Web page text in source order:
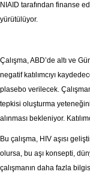
NIAID tarafından finanse
yürütülüyor.
Çalışma, ABD’de altı ve
negatif katılımcıyı
plasebo verilecek.
tepkisi oluşturma
alınması bekleniyor.
Bu çalışma, HIV aşısı
olursa, bu aşı konsepti,
çalışmanın daha fazla